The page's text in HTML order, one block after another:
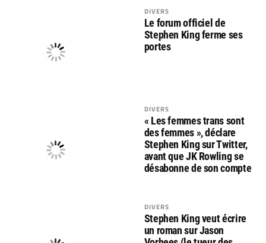
DIVERS
Le forum officiel de
Stephen King ferme ses
portes
DIVERS
« Les femmes trans sont
des femmes », déclare
Stephen King sur Twitter,
avant que JK Rowling se
désabonne de son compte
DIVERS
Stephen King veut écrire
un roman sur Jason